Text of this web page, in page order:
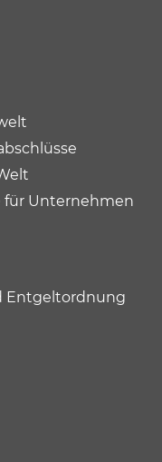
für Unternehmen
Entgeltordnung